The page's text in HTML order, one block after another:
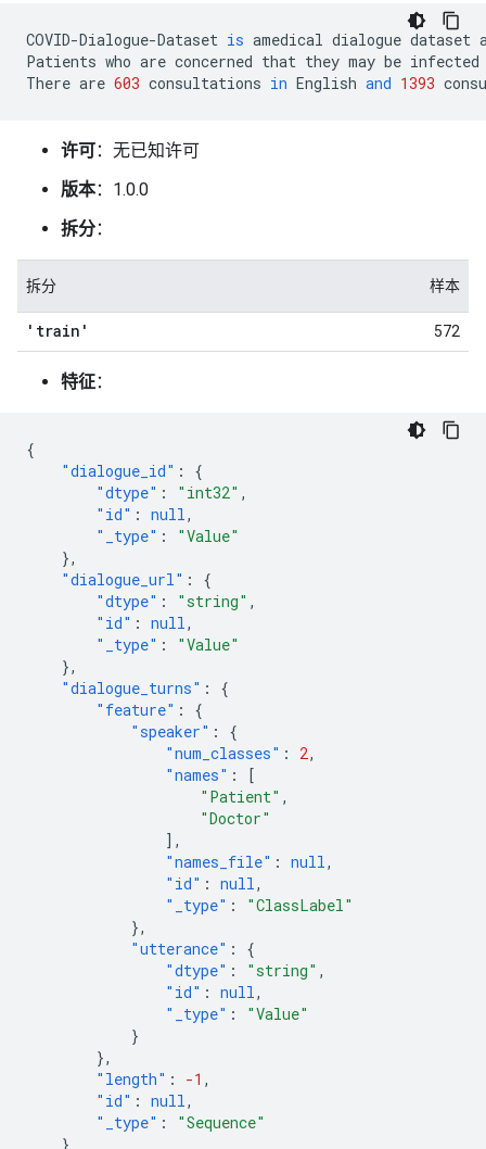
COVID-Dialogue-Dataset is amedical dialogue dataset
Patients who are concerned that they may be infected
There are 603 consultations in English and 1393
许可：无已知许可
版本：1.0.0
拆分：
拆分 样本
'train' 572
特征：
{
"dialogue_id" :
{
"dtype" : "int32" ,
"id" : null,
"_type" :
"Value"
},
"dialogue_url" :
{
"dtype" : "string" ,
"id" : null,
"_type" :
"Value"
},
"dialogue_turns" :
{
"feature" :
{
"speaker" :
{
"num_classes" : 2,
"names" :
[
"Patient" ,
"Doctor"
],
"names_file" : null,
"id" : null,
"_type" :
"ClassLabel"
},
"utterance" :
{
"dtype" : "string" ,
"id" : null,
"_type" :
"Value"
}
},
"length" : -1 ,
"id" : null,
"_type" :
"Sequence"
}